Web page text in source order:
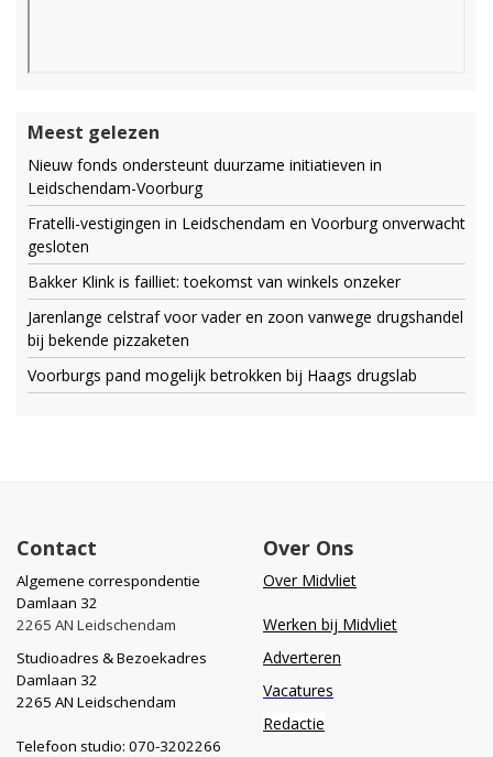
Meest gelezen
Nieuw fonds ondersteunt duurzame initiatieven in
Leidschendam-Voorburg
Fratelli-vestigingen in Leidschendam en Voorburg onverwacht
gesloten
Bakker Klink is failliet: toekomst van winkels onzeker
Jarenlange celstraf voor vader en zoon vanwege drugshandel
bij bekende pizzaketen
Voorburgs pand mogelijk betrokken bij Haags drugslab
Contact
Algemene correspondentie
Damlaan 32
2265 AN Leidschendam
Studioadres & Bezoekadres
Damlaan 32
2265 AN Leidschendam
Telefoon studio: 070-3202266
Over Ons
Over Midvliet
Werken bij Midvliet
Adverteren
Vacatures
Redactie